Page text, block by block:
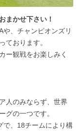
まかせ下さい！
、チャンピオンズリ
ております。
ー観戦をお楽しみく
人のみならず、世界
グの一つです。
で、18チームにより構